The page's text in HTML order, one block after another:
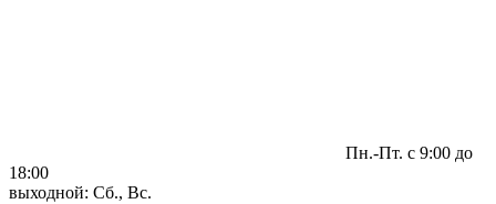
Пн.-Пт. с 9:00 до
18:00
выходной: Сб., Вс.